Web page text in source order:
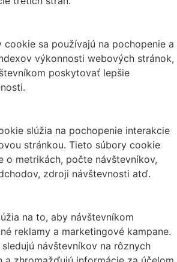
cookie sa používajú na pochopenie a
výkonnosti webových stránok,
poskytovať lepšie
slúžia na pochopenie interakcie
stránkou. Tieto súbory cookie
o metrikách, počte návštevníkov,
zdroji návštevnosti atď.
na to, aby návštevníkom
reklamy a marketingové kampane.
návštevníkov na rôznych